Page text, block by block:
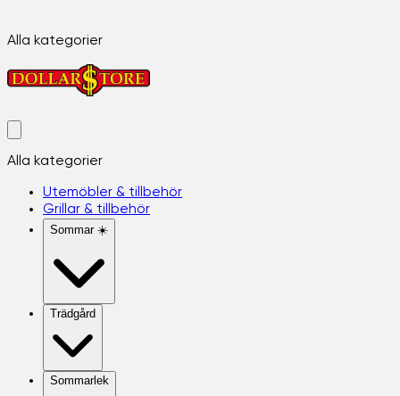
Alla kategorier
Alla kategorier
Utemöbler & tillbehör
Grillar & tillbehör
Sommar ☀️
Trädgård
Sommarlek